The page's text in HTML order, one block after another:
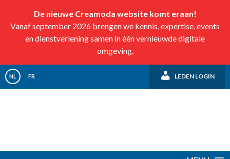
De nieuwe Creamoda website komt eraan!
Vanaf september 2026 brengen we kennis, expertise, events
en dienstverlening samen in één vernieuwde digitale
omgeving.
NL FR LEDEN LOGIN